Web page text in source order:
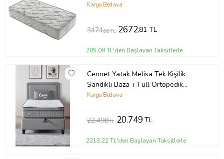
Kargo Bedava
3474,66 TL 2672,81 TL
285,09 TL'den Başlayan Taksitlerle
Cennet Yatak Melisa Tek Kişilik
Sandıklı Baza + Full Ortopedik
Antibakteriyel Visco Yatak + Başlık
Kargo Bedava
22.498TL 20.749TL
2213,22 TL'den Başlayan Taksitlerle